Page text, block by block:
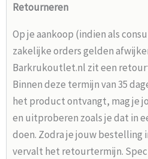
Retourneren
Op je aankoop (indien als
zakelijke orders gelden
Barkrukoutlet.nl zit een
Binnen deze termijn van 35
het product ontvangt, mag je
en uitproberen zoals je dat in
doen. Zodra je jouw bestelling
vervalt het retourtermijn.